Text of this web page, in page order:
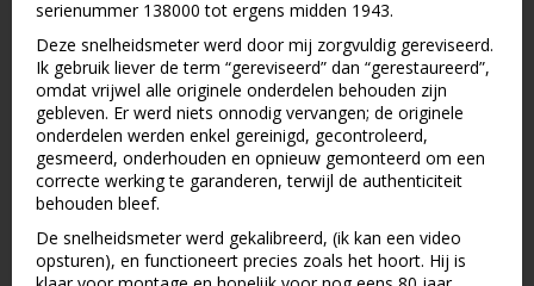
serienummer 138000 tot ergens midden 1943.
Deze snelheidsmeter werd door mij zorgvuldig gereviseerd.
Ik gebruik liever de term “gereviseerd” dan “gerestaureerd”,
omdat vrijwel alle originele onderdelen behouden zijn
gebleven. Er werd niets onnodig vervangen; de originele
onderdelen werden enkel gereinigd, gecontroleerd,
gesmeerd, onderhouden en opnieuw gemonteerd om een
correcte werking te garanderen, terwijl de authenticiteit
behouden bleef.
De snelheidsmeter werd gekalibreerd, (ik kan een video
opsturen), en functioneert precies zoals het hoort. Hij is